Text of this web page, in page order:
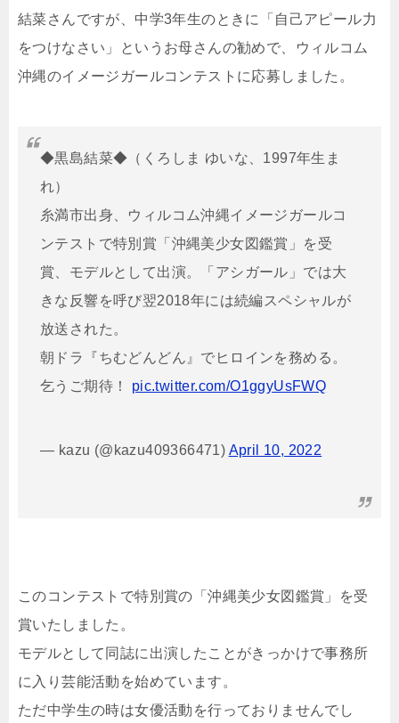
結菜さんですが、中学3年生のときに「自己アピール力
をつけなさい」というお母さんの勧めで、ウィルコム
沖縄のイメージガールコンテストに応募しました。
◆黒島結菜◆（くろしま ゆいな、1997年生ま
れ）
糸満市出身、ウィルコム沖縄イメージガールコ
ンテストで特別賞「沖縄美少女図鑑賞」を受
賞、モデルとして出演。「アシガール」では大
きな反響を呼び翌2018年には続編スペシャルが
放送された。
朝ドラ『ちむどんどん』でヒロインを務める。
乞うご期待！ pic.twitter.com/O1ggyUsFWQ
— kazu (@kazu409366471) April 10, 2022
このコンテストで特別賞の「沖縄美少女図鑑賞」を受
賞いたしました。
モデルとして同誌に出演したことがきっかけで事務所
に入り芸能活動を始めています。
ただ中学生の時は女優活動を行っておりませんでし